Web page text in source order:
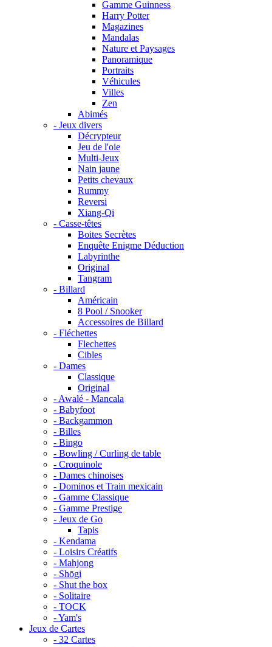
Gamme Guinness
Harry Potter
Magazines
Mandalas
Nature et Paysages
Panoramique
Portraits
Véhicules
Villes
Zen
Abimés
- Jeux divers
Décrypteur
Jeu de l'oie
Multi-Jeux
Nain jaune
Petits chevaux
Rummy
Reversi
Xiang-Qi
- Casse-têtes
Boites Secrètes
Enquête Enigme Déduction
Labyrinthe
Original
Tangram
- Billard
Américain
8 Pool / Snooker
Accessoires de Billard
- Fléchettes
Flechettes
Cibles
- Dames
Classique
Original
- Awalé - Mancala
- Babyfoot
- Backgammon
- Billes
- Bingo
- Bowling / Curling de table
- Croquinole
- Dames chinoises
- Dominos et Train mexicain
- Gamme Classique
- Gamme Prestige
- Jeux de Go
Tapis
- Kendama
- Loisirs Créatifs
- Mahjong
- Shōgi
- Shut the box
- Solitaire
- TOCK
- Yam's
Jeux de Cartes
- 32 Cartes